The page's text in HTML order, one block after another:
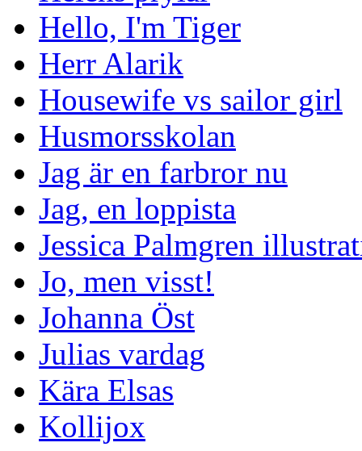
Hello, I'm Tiger
Herr Alarik
Housewife vs sailor girl
Husmorsskolan
Jag är en farbror nu
Jag, en loppista
Jessica Palmgren
Jo, men visst!
Johanna Öst
Julias vardag
Kära Elsas
Kollijox